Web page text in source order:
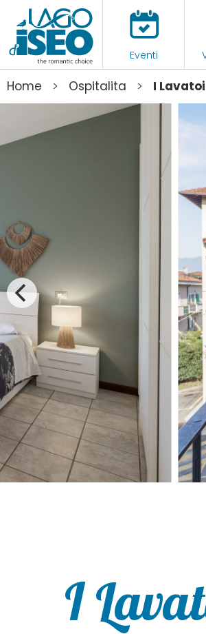
Eventi
Home > Ospitalita > I Lavatoi
I